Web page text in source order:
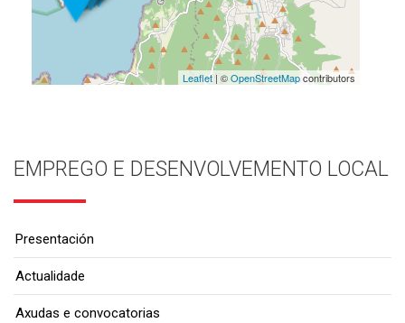
Leaflet| ©OpenStreetMapcontributors
EMPREGO E DESENVOLVEMENTO LOCAL
Presentación
Actualidade
Axudas e convocatorias